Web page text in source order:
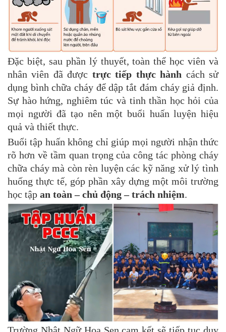
Đặc biệt, sau phần lý thuyết, toàn thể học viên và
nhân viên đã được trực tiếp thực hành cách sử
dụng bình chữa cháy để dập tắt đám cháy giả định.
Sự hào hứng, nghiêm túc và tinh thần học hỏi của
mọi người đã tạo nên một buổi huấn luyện hiệu
quả và thiết thực.
Buổi tập huấn không chỉ giúp mọi người nhận thức
rõ hơn về tầm quan trọng của công tác phòng cháy
chữa cháy mà còn rèn luyện các kỹ năng xử lý tình
huống thực tế, góp phần xây dựng một môi trường
học tập an toàn – chủ động – trách nhiệm.